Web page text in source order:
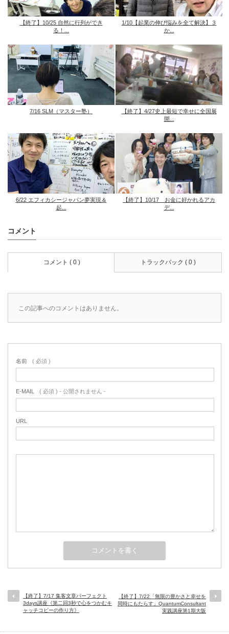
【終了】10/25 自然に行列ができ
る！...
1/10【起業の伸び悩みを全て解決】３
か...
7/16 SLM（マスター塾）
【終了】4/27史上最短で幸せに全国展
開...
6/22 エフィカシージャパン夢実現＆
起...
【終了】10/17 お金に好かれるアカ
デ...
コメント
コメント ( 0 ) トラックバック ( 0 )
この記事へのコメントはありません。
名前 ( 必須 )
E-MAIL ( 必須 ) - 公開されません -
URL
【終了】7/17 集客文章パーフェクト
3days講座《第二回3秒で心をつかむキ
ャッチコピーの作り方》
【終了】7/22「無限の豊かさと幸せを
同時にもたらす」QuantumConsultant
実践講座第1期大阪